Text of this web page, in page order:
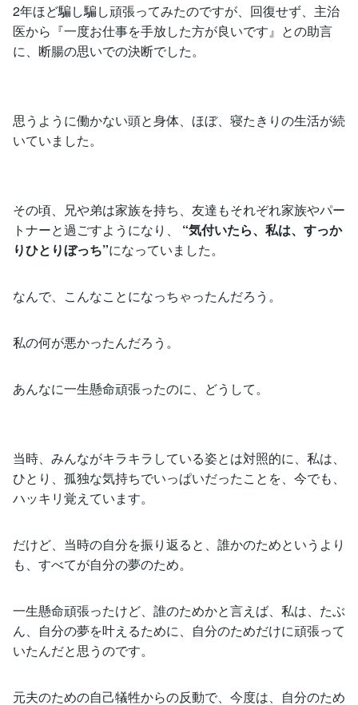
2年ほど騙し騙し頑張ってみたのですが、回復せず、主治
医から『一度お仕事を手放した方が良いです』との助言
に、断腸の思いでの決断でした。
思うように働かない頭と身体、ほぼ、寝たきりの生活が続
いていました。
その頃、兄や弟は家族を持ち、友達もそれぞれ家族やパー
トナーと過ごすようになり、 “気付いたら、私は、すっか
りひとりぼっち”になっていました。
なんで、こんなことになっちゃったんだろう。
私の何が悪かったんだろう。
あんなに一生懸命頑張ったのに、どうして。
当時、みんながキラキラしている姿とは対照的に、私は、
ひとり、孤独な気持ちでいっぱいだったことを、今でも、
ハッキリ覚えています。
だけど、当時の自分を振り返ると、誰かのためというより
も、すべてが自分の夢のため。
一生懸命頑張ったけど、誰のためかと言えば、私は、たぶ
ん、自分の夢を叶えるために、自分のためだけに頑張って
いたんだと思うのです。
元夫のための自己犠牲からの反動で、今度は、自分のため